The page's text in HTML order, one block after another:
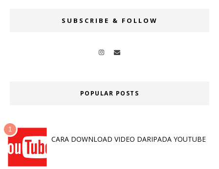
SUBSCRIBE & FOLLOW
POPULAR POSTS
CARA DOWNLOAD VIDEO DARIPADA YOUTUBE